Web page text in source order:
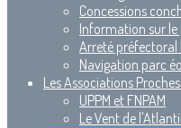
Concessions
Information sur le
Arreté préfectoral
Navigation parc
Les Associations Proches
UPPM et FNPAM
Le Vent de